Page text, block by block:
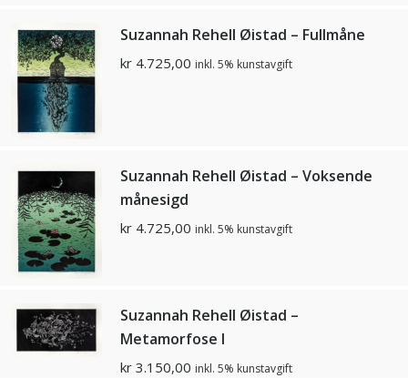
Suzannah Rehell Øistad – Fullmåne
kr 4.725,00 inkl. 5% kunstavgift
Suzannah Rehell Øistad – Voksende
månesigd
kr 4.725,00 inkl. 5% kunstavgift
Suzannah Rehell Øistad –
Metamorfose l
kr 3.150,00 inkl. 5% kunstavgift